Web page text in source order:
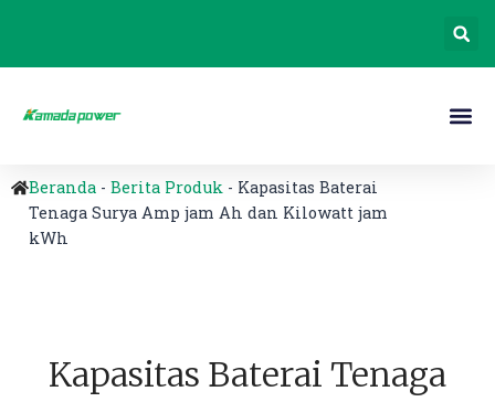
Beranda - Berita Produk - Kapasitas Baterai
Tenaga Surya Amp jam Ah dan Kilowatt jam
kWh
Kapasitas Baterai Tenaga